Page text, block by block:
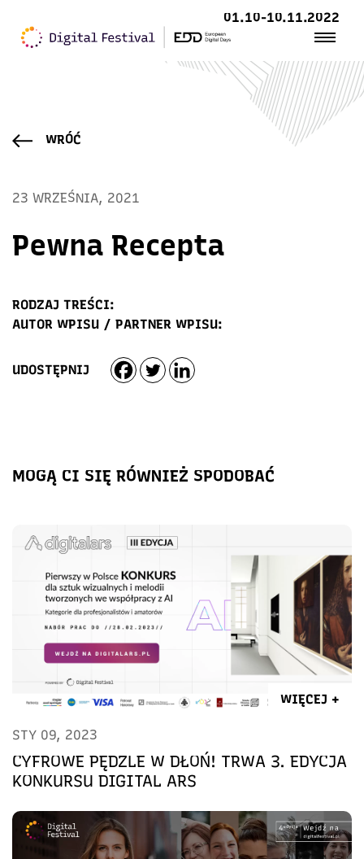
01.10-10.11.2022
WRÓĆ
23 WRZEŚNIA, 2021
Pewna Recepta
RODZAJ TREŚCI:
AUTOR WPISU / PARTNER WPISU:
UDOSTĘPNIJ
MOGĄ CI SIĘ RÓWNIEŻ SPODOBAĆ
WIĘCEJ +
STY 09, 2023
CYFROWE PĘDZLE W DŁOŃ! TRWA 3. EDYCJA
KONKURSU DIGITAL ARS